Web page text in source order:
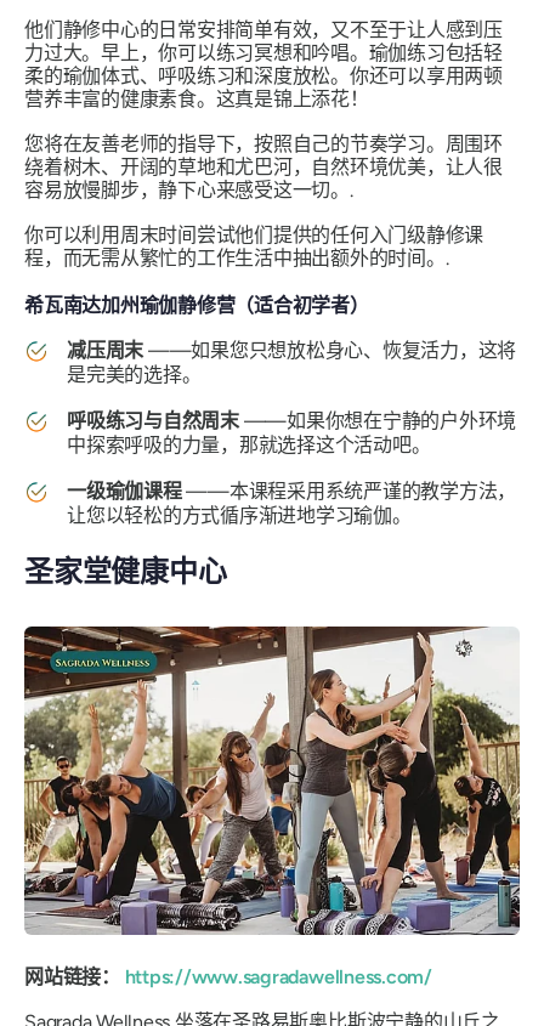
他们静修中心的日常安排简单有效，又不至于让人感到压
力过大。早上，你可以练习冥想和吟唱。瑜伽练习包括轻
柔的瑜伽体式、呼吸练习和深度放松。你还可以享用两顿
营养丰富的健康素食。这真是锦上添花！
您将在友善老师的指导下，按照自己的节奏学习。周围环
绕着树木、开阔的草地和尤巴河，自然环境优美，让人很
容易放慢脚步，静下心来感受这一切。.
你可以利用周末时间尝试他们提供的任何入门级静修课
程，而无需从繁忙的工作生活中抽出额外的时间。.
希瓦南达加州瑜伽静修营（适合初学者）
减压周末 ——如果您只想放松身心、恢复活力，这将
是完美的选择。
呼吸练习与自然周末——如果你想在宁静的户外环境
中探索呼吸的力量，那就选择这个活动吧。
一级瑜伽课程——本课程采用系统严谨的教学方法，
让您以轻松的方式循序渐进地学习瑜伽。
圣家堂健康中心
网站链接：
https://www.sagradawellness.com/